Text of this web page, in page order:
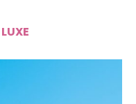
LUXE